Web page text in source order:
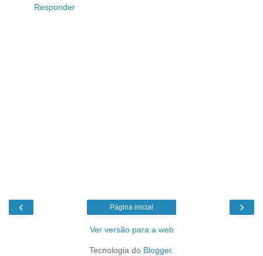
Responder
‹ ›
Página inicial
Ver versão para a web
Tecnologia do Blogger.